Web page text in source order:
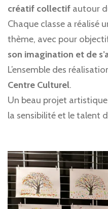
créatif collectif autour
Chaque classe a réalisé
thème, avec pour
son imagination et de
L’ensemble des
Centre Culturel.
Un beau projet
la sensibilité et le talent